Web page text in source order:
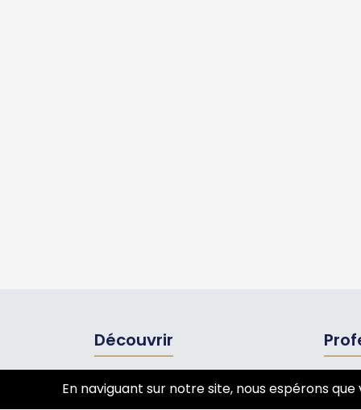
Découvrir
Tourisme
En naviguant sur notre site, nous espérons